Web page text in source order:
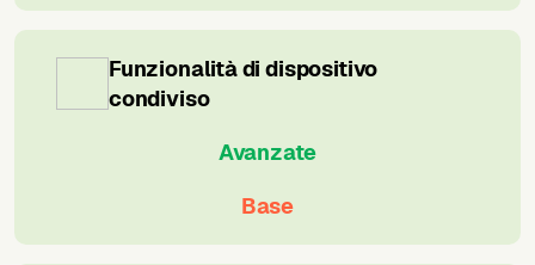
Funzionalità di dispositivo
condiviso
Avanzate
Base